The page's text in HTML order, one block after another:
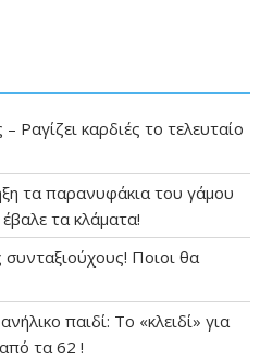
καρδιές το τελευταίο
τα παρανυφάκια του γάμου
τα κλάματα!
Ποιοι θα
παιδί: Το «κλειδί» για
τα 62 !